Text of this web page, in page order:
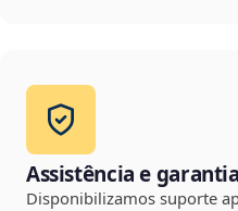
Assistência e garantia
Disponibilizamos suporte